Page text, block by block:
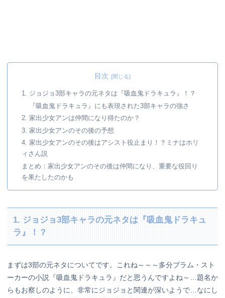
目次
1. ジョジョ3部キャラの元ネタは『吸血鬼ドラキュラ』！？
『吸血鬼ドラキュラ』にも表現された3部キャラの強さ
2. 家出少女アンは仲間になり得たのか？
3. 家出少女アンのその後の予想
4. 家出少女アンのその後はアシスト役止まり！？ミナはホリ
ィさん説
まとめ：家出少女アンのその後は仲間になり、重要な役回り
を果たしたのかも
1. ジョジョ3部キャラの元ネタは『吸血鬼ドラキュ
ラ』！？
まずは3部の元ネタについてです。これね～～～多分ブラム・スト
ーカーの小説『吸血鬼ドラキュラ』だと思うんですよね～…題名か
らもお察しのように、非常にジョジョと関連が深いようで…なにし